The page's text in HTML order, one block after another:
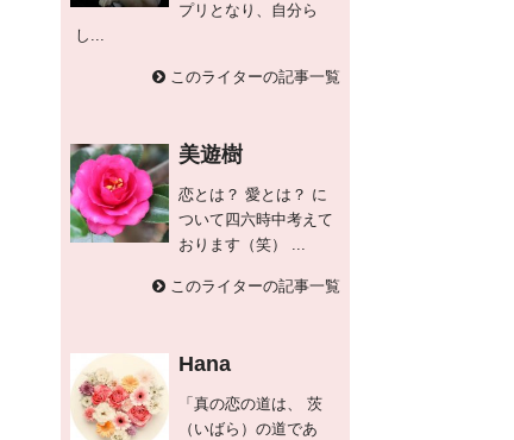
プリとなり、自分ら
し...
このライターの記事一覧
美遊樹
恋とは？ 愛とは？ に
ついて四六時中考えて
おります（笑） ...
このライターの記事一覧
Hana
「真の恋の道は、 茨
（いばら）の道であ